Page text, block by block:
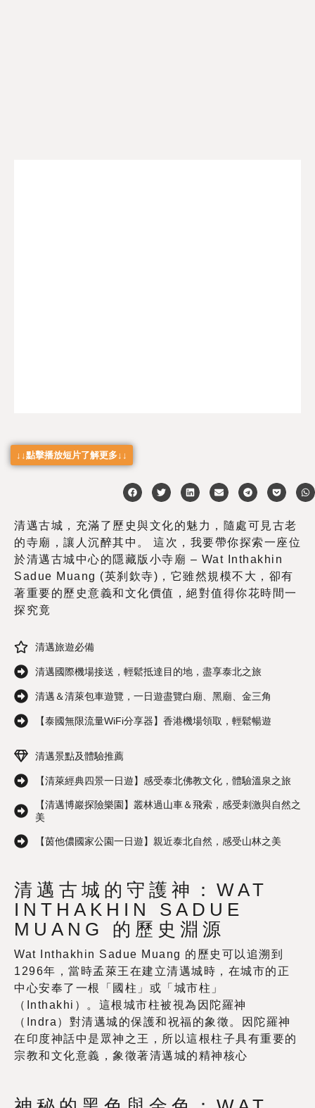
↓↓點擊播放短片了解更多↓↓
清邁古城，充滿了歷史與文化的魅力，隨處可見古老
的寺廟，讓人沉醉其中。 這次，我要帶你探索一座位
於清邁古城中心的隱藏版小寺廟 – Wat Inthakhin
Sadue Muang (英刹欽寺)，它雖然規模不大，卻有
著重要的歷史意義和文化價值，絕對值得你花時間一
探究竟
清邁旅遊必備
清邁國際機場接送，輕鬆抵達目的地，盡享泰北之旅
清邁＆清萊包車遊覽，一日遊盡覽白廟、黑廟、金三角
【泰國無限流量WiFi分享器】香港機場領取，輕鬆暢遊
清邁景點及體驗推薦
【清萊經典四景一日遊】感受泰北佛教文化，體驗溫泉之旅
【清邁博巖探險樂園】叢林過山車＆飛索，感受刺激與自然之
美
【茵他儂國家公園一日遊】親近泰北自然，感受山林之美
清邁古城的守護神：WAT
INTHAKHIN SADUE
MUANG 的歷史淵源
Wat Inthakhin Sadue Muang 的歷史可以追溯到
1296年，當時孟萊王在建立清邁城時，在城市的正
中心安奉了一根「國柱」或「城市柱」
（Inthakhi）。這根城市柱被視為因陀羅神
（Indra）對清邁城的保護和祝福的象徵。因陀羅神
在印度神話中是眾神之王，所以這根柱子具有重要的
宗教和文化意義，象徵著清邁城的精神核心